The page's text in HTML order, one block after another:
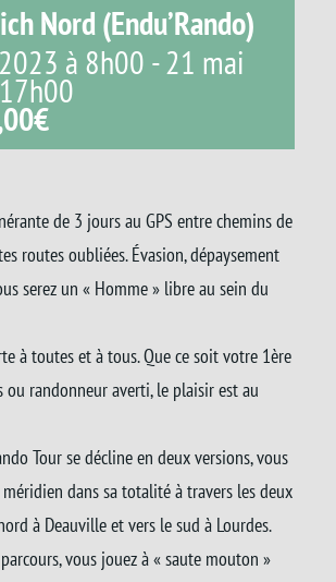
Nord (Endu’Rando)
à 8h00 -21 mai
de 3 jours au GPS entre chemins de
routes oubliées. Évasion, dépaysement
serez un « Homme » libre au sein du
à toutes et à tous. Que ce soit votre 1ère
ou randonneur averti, le plaisir est au
Tour se décline en deux versions, vous
dans sa totalité à travers les deux
à Deauville et vers le sud à Lourdes.
vous jouez à « saute mouton »